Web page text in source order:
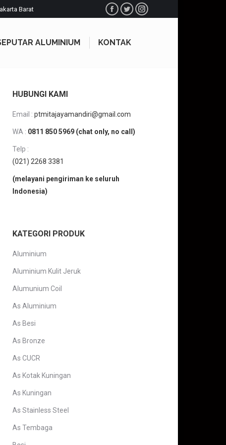
Barat Facebook
TwitterInstagram
ALUMINIUM KONTAK
HUBUNGI KAMI
Email : ptmitajayamandiri@gmail.com
WA : 0811 850 5969 (chat only, no call)
Telp :
(021) 2268 3381
(melayani pengiriman ke seluruh
Indonesia)
KATEGORI PRODUK
Aluminium
Aluminium Kulit Jeruk
Alumunium Coil
As Aluminium
As Besi
As Bronze
As CUCR
As Kotak Kuningan
As Kuningan
As Stainless Steel
As Tembaga
ALUMINIUM KONTAK